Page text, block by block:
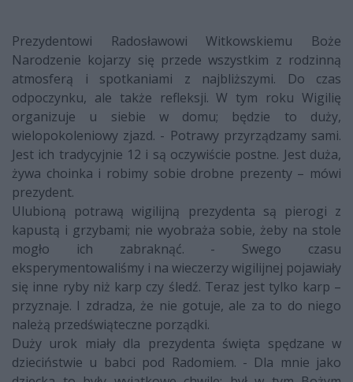
Prezydentowi Radosławowi Witkowskiemu Boże
Narodzenie kojarzy się przede wszystkim z rodzinną
atmosferą i spotkaniami z najbliższymi. Do czas
odpoczynku, ale także refleksji. W tym roku Wigilię
organizuje u siebie w domu; będzie to duży,
wielopokoleniowy zjazd. - Potrawy przyrządzamy sami.
Jest ich tradycyjnie 12 i są oczywiście postne. Jest duża,
żywa choinka i robimy sobie drobne prezenty – mówi
prezydent.
Ulubioną potrawą wigilijną prezydenta są pierogi z
kapustą i grzybami; nie wyobraża sobie, żeby na stole
mogło ich zabraknąć. - Swego czasu
eksperymentowaliśmy i na wieczerzy wigilijnej pojawiały
się inne ryby niż karp czy śledź. Teraz jest tylko karp –
przyznaje. I zdradza, że nie gotuje, ale za to do niego
należą przedświąteczne porządki.
Duży urok miały dla prezydenta święta spędzane w
dzieciństwie u babci pod Radomiem. - Dla mnie jako